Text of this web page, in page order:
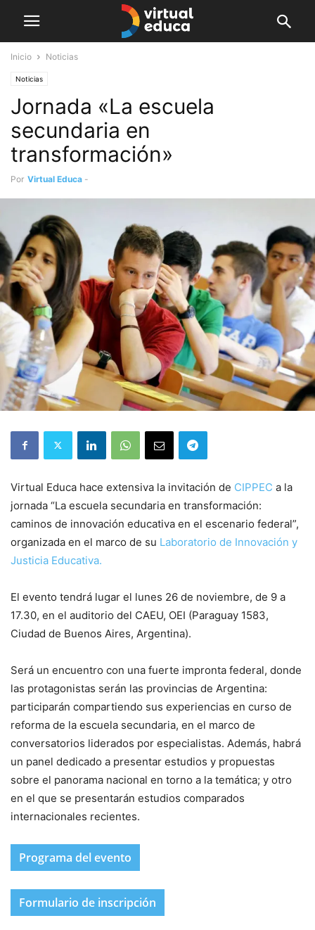
Inicio Noticias
Noticias
Jornada «La escuela
secundaria en
transformación»
Por Virtual Educa -
Virtual Educa hace extensiva la invitación de CIPPEC a la
jornada “La escuela secundaria en transformación:
caminos de innovación educativa en el escenario federal”,
organizada en el marco de su Laboratorio de Innovación y
Justicia Educativa.
El evento tendrá lugar el lunes 26 de noviembre, de 9 a
17.30, en el auditorio del CAEU, OEI (Paraguay 1583,
Ciudad de Buenos Aires, Argentina).
Será un encuentro con una fuerte impronta federal, donde
las protagonistas serán las provincias de Argentina:
participarán compartiendo sus experiencias en curso de
reforma de la escuela secundaria, en el marco de
conversatorios liderados por especialistas. Además, habrá
un panel dedicado a presentar estudios y propuestas
sobre el panorama nacional en torno a la temática; y otro
en el que se presentarán estudios comparados
internacionales recientes.
Programa del evento
Formulario de inscripción